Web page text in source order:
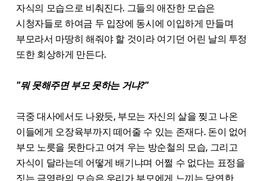
자식의 모습으로 비춰진다. 그들의 애잔한 모습은
시청자들로 하여금 두 입장에 동시에 이입하게 만들며
부모라서 마땅히 해줘야 할 것이라 여기던 어린 날의 투정
또한 회상하게 만든다.
"뭐 못해주면 부모 못하는 거냐?"
극중 대사에서도 나왔듯, 부모는 자신의 살을 찢고 나온
이들에게 오장육부까지 떼어줄 수 있는 존재다. 돈이 없어
부모 노릇을 못한다고 여겨 우는 방순철의 모습, 그리고
자식이 달라는데 어떻게 배기냐며 어쩔 수 없다는 표정을
짓는 금영란의 모습은 우리가 부모에게 느끼는 당연한